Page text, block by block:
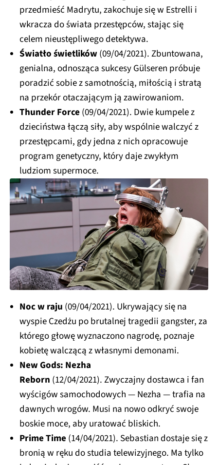
przedmieść Madrytu, zakochuje się w Estrelli i
wkracza do świata przestępców, stając się
celem nieustępliwego detektywa.
Światło świetlików(09/04/2021). Zbuntowana,
genialna, odnosząca sukcesy Gülseren próbuje
poradzić sobie z samotnością, miłością i stratą
na przekór otaczającym ją zawirowaniom.
Thunder Force(09/04/2021). Dwie kumpele z
dzieciństwa łączą siły, aby wspólnie walczyć z
przestępcami, gdy jedna z nich opracowuje
program genetyczny, który daje zwykłym
ludziom supermoce.
Noc w raju (09/04/2021). Ukrywający się na
wyspie Czedżu po brutalnej tragedii gangster, za
którego głowę wyznaczono nagrodę, poznaje
kobietę walczącą z własnymi demonami.
New Gods: Nezha
Reborn (12/04/2021). Zwyczajny dostawca i fan
wyścigów samochodowych — Nezha — trafia na
dawnych wrogów. Musi na nowo odkryć swoje
boskie moce, aby uratować bliskich.
Prime Time(14/04/2021). Sebastian dostaje się z
bronią w ręku do studia telewizyjnego. Ma tylko